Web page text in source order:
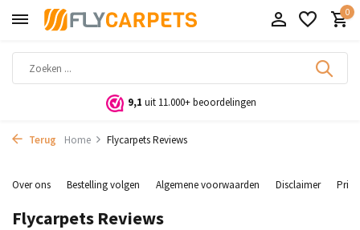
0
9,1 uit 11.000+ beoordelingen
Terug Home Flycarpets Reviews
Over ons Bestelling volgen Algemene voorwaarden Disclaimer
Flycarpets Reviews